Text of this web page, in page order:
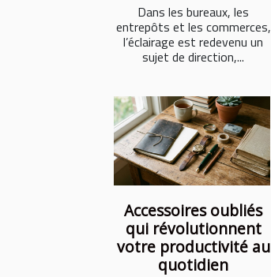
Dans les bureaux, les
entrepôts et les commerces,
l’éclairage est redevenu un
sujet de direction,...
Accessoires oubliés
qui révolutionnent
votre productivité au
quotidien